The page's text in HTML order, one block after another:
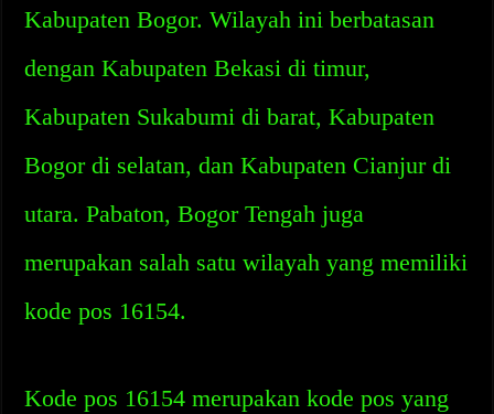
Kabupaten Bogor. Wilayah ini berbatasan
dengan Kabupaten Bekasi di timur,
Kabupaten Sukabumi di barat, Kabupaten
Bogor di selatan, dan Kabupaten Cianjur di
utara. Pabaton, Bogor Tengah juga
merupakan salah satu wilayah yang memiliki
kode pos 16154.
Kode pos 16154 merupakan kode pos yang